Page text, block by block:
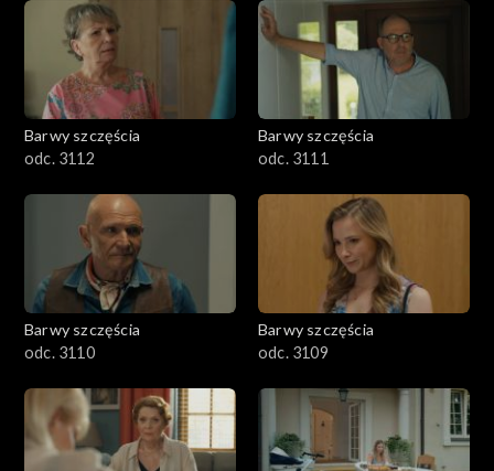
Barwy szczęścia
odc. 3112
Barwy szczęścia
odc. 3111
Barwy szczęścia
odc. 3110
Barwy szczęścia
odc. 3109